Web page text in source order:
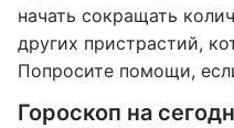
начать сокращать
других пристрастий,
Попросите помощи,
Гороскоп на